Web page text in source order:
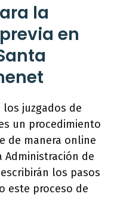
la
en
juzgados de
un procedimiento
de manera online
de
los pasos
este proceso de